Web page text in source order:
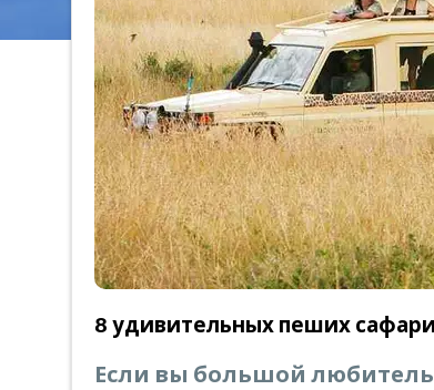
8 удивительных пеших
Если вы большой